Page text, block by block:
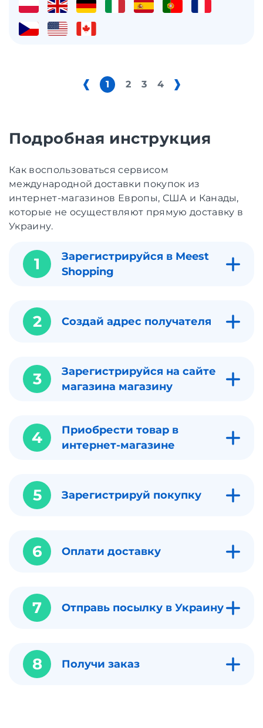
1 2 3 4
Подробная инструкция
Как воспользоваться сервисом
международной доставки покупок из
интернет-магазинов Европы, США и Канады,
которые не осуществляют прямую доставку в
Украину.
1
Зарегистрируйся в Meest
Shopping
2 Создай адрес получателя
3
Зарегистрируйся на сайте
магазина магазину
4
Приобрести товар в
интернет-магазине
5 Зарегистрируй покупку
6 Оплати доставку
7 Отправь посылку в Украину
8 Получи заказ